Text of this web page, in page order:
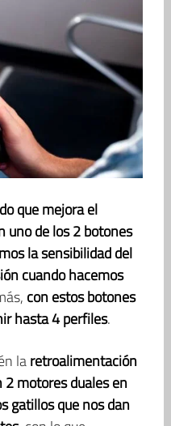
que mejora el
uno de los 2 botones
la sensibilidad del
cuando hacemos
con estos botones
hasta 4 perfiles.
laretroalimentación
motores duales en
gatillos que nos dan